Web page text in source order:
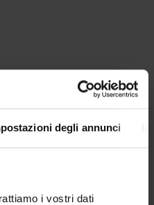
degli annunci
i vostri dati